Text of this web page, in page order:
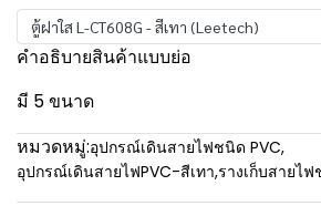
ตู้ฝาใส L-CT608G - สีเทา (Leetech)
คำอธิบายสินค้าแบบย่อ
มี 5 ขนาด
หมวดหมู่:อุปกรณ์เดินสายไฟชนิด PVC,
อุปกรณ์เดินสายไฟPVC-สีเทา,รางเก็บสายไ